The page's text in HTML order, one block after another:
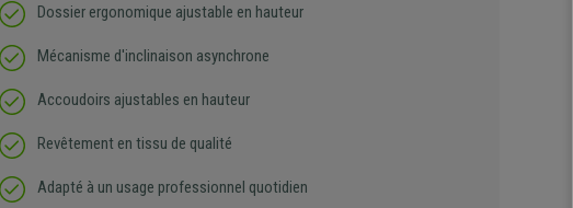
Dossier ergonomique ajustable en hauteur
Mécanisme d'inclinaison asynchrone
Accoudoirs ajustables en hauteur
Revêtement en tissu de qualité
Adapté à un usage professionnel quotidien